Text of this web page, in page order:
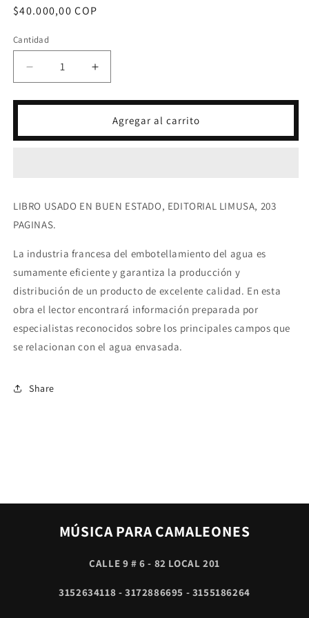
Precio
$40.000,00 COP
Cantidad
Reducir
cantidad
para
-
Aumentar
cantidad
para
AGUAS
ENVASADAS
-
Agregar al carrito
LIBRO USADO EN BUEN ESTADO, EDITORIAL LIMUSA, 203
PAGINAS.
La industria francesa del embotellamiento del agua es
sumamente eficiente y garantiza la producción y
distribución de un producto de excelente calidad. En esta
obra el lector encontrará información preparada por
especialistas reconocidos sobre los principales campos que
se relacionan con el agua envasada.
Share
MÚSICA PARA CAMALEONES
CALLE 9 # 6 - 82 LOCAL 201
3152634118 - 3172886695 - 3155186264